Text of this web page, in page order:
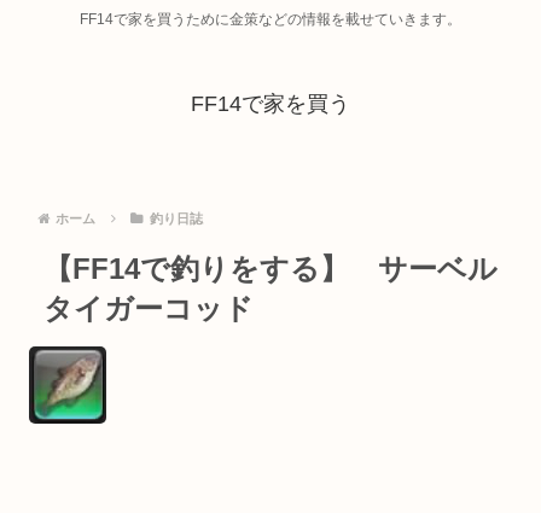
FF14で家を買うために金策などの情報を載せていきます。
FF14で家を買う
ホーム 釣り日誌
【FF14で釣りをする】 サーベル
タイガーコッド